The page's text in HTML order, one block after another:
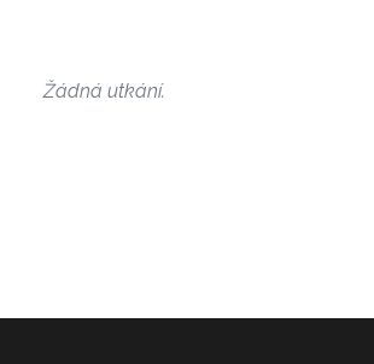
Žádná utkání.